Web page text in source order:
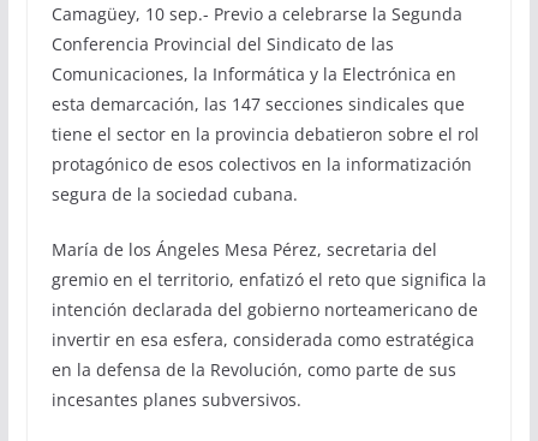
Camagüey, 10 sep.- Previo a celebrarse la Segunda
Conferencia Provincial del Sindicato de las
Comunicaciones, la Informática y la Electrónica en
esta demarcación, las 147 secciones sindicales que
tiene el sector en la provincia debatieron sobre el rol
protagónico de esos colectivos en la informatización
segura de la sociedad cubana.
María de los Ángeles Mesa Pérez, secretaria del
gremio en el territorio, enfatizó el reto que significa la
intención declarada del gobierno norteamericano de
invertir en esa esfera, considerada como estratégica
en la defensa de la Revolución, como parte de sus
incesantes planes subversivos.